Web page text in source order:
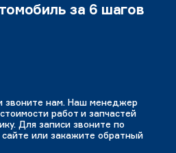
за 6 шагов
звоните нам. Наш менеджер
работ и запчастей
Для записи звоните по
или закажите обратный